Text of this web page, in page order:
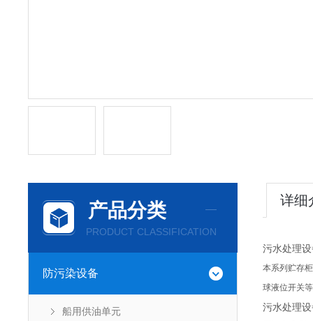
产品分类
PRODUCT CLASSIFICATION
防污染设备
船用供油单元
详细
污水处理
本系列贮存
球液位开关
污水处理